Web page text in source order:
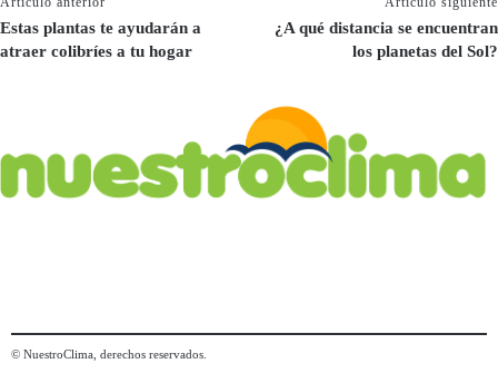
Estas plantas te ayudarán a
atraer colibríes a tu hogar
¿A qué distancia se encuentran
los planetas del Sol?
© NuestroClima, derechos reservados.